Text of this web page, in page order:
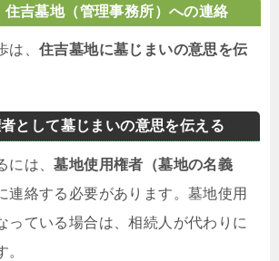
住吉墓地（管理事務所）への連絡
は、 住吉墓地に墓じまいの意思を伝
として墓じまいの意思を伝える
には、墓地使用権者（墓地の名義
連絡する必要があります。墓地使用
っている場合は、相続人が代わりに